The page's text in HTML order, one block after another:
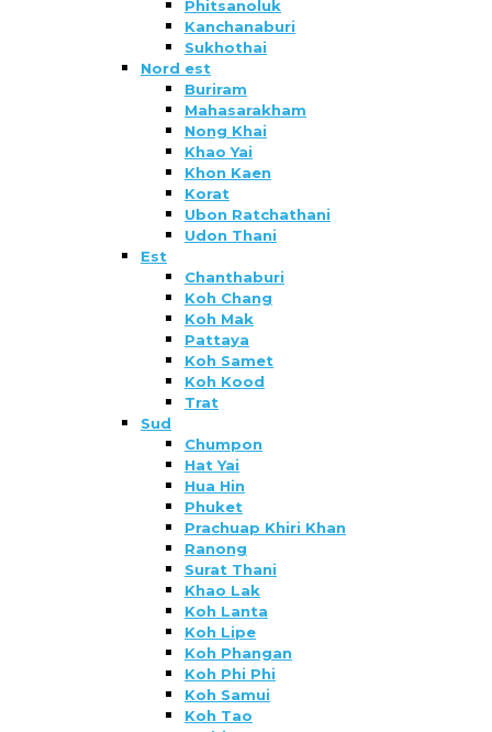
Phitsanoluk
Kanchanaburi
Sukhothai
Nord est
Buriram
Mahasarakham
Nong Khai
Khao Yai
Khon Kaen
Korat
Ubon Ratchathani
Udon Thani
Est
Chanthaburi
Koh Chang
Koh Mak
Pattaya
Koh Samet
Koh Kood
Trat
Sud
Chumpon
Hat Yai
Hua Hin
Phuket
Prachuap Khiri Khan
Ranong
Surat Thani
Khao Lak
Koh Lanta
Koh Lipe
Koh Phangan
Koh Phi Phi
Koh Samui
Koh Tao